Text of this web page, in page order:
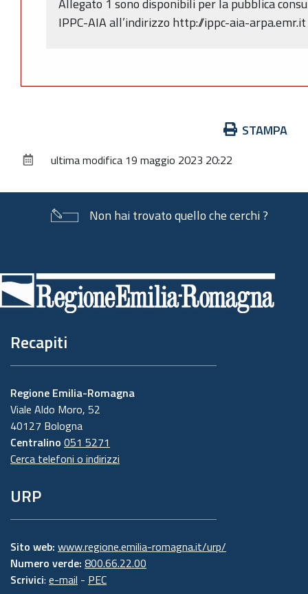
Allegato 1 sono disponibili per la pubblica
IPPC-AIA all’indirizzo http://ippc-aia-arpa.emr.it
documento
STAMPA
ultima modifica 19 maggio 2023 20:22
Non hai trovato quello che cerchi ?
di
pagina
Recapiti
Regione Emilia-Romagna
Viale Aldo Moro, 52
40127 Bologna
Centralino 051 5271
Cerca telefoni o indirizzi
URP
Sito web: www.regione.emilia-romagna.it/urp/
Numero verde: 800.66.22.00
Scrivici: e-mail - PEC